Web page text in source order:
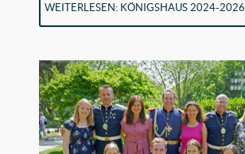
WEITERLESEN: KÖNIGSHAUS 2024-2026